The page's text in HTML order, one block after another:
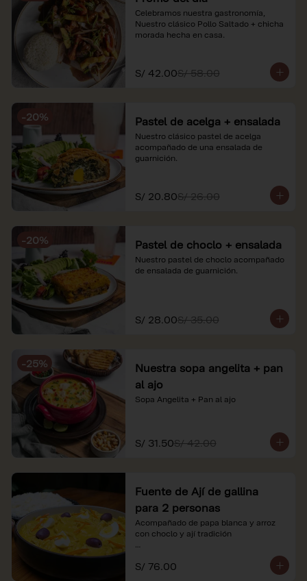
Celebramos nuestra gastronomía,
Nuestro clásico Pollo Saltado + chicha
morada hecha en casa.
S/ 42.00S/ 58.00
-20% Pastel de acelga + ensalada
Nuestro clásico pastel de acelga
acompañado de una ensalada de
guarnición.
S/ 20.80S/ 26.00
-20% Pastel de choclo + ensalada
Nuestro pastel de choclo acompañado
de ensalada de guarnición.
S/ 28.00S/ 35.00
-25%
Nuestra sopa angelita + pan
al ajo
Sopa Angelita + Pan al ajo
S/ 31.50S/ 42.00
Fuente de Ají de gallina
para 2 personas
Acompañado de papa blanca y arroz
con choclo y ají tradición
*Nuestros precios están expresados en
soles e incluyen impuestos de ley y
S/ 76.00